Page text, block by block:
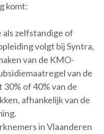
komt:
zelfstandige of
volgt bij Syntra,
van de KMO-
van de
of 40% van de
afhankelijk van de
in Vlaanderen